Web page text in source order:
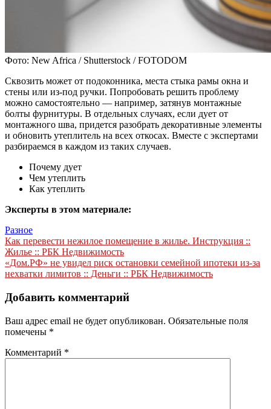
Фото: New Africa / Shutterstock / FOTODOM
Сквозить может от подоконника, места стыка рамы окна и
стены или из-под ручки. Попробовать решить проблему
можно самостоятельно — например, затянув монтажные
болты фурнитуры. В отдельных случаях, если дует от
монтажного шва, придется разобрать декоративные элементы
и обновить утеплитель на всех откосах. Вместе с экспертами
разбираемся в каждом из таких случаев.
Почему дует
Чем утеплить
Как утеплить
Эксперты в этом материале:
Разное
Навигация
по
записям
Как перевести нежилое помещение в жилье. Инструкция ::
Жилье :: РБК Недвижимость
«Дом.РФ» не увидел риск остановки семейной ипотеки из-за
нехватки лимитов :: Деньги :: РБК Недвижимость
Добавить комментарий
Ваш адрес email не будет опубликован. Обязательные поля
помечены *
Комментарий *